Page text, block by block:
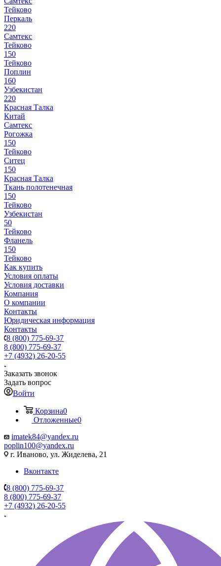
Тейково
Перкаль
220
Самтекс
Тейково
150
Тейково
Поплин
160
Узбекистан
220
Красная Талка
Китай
Самтекс
Рогожка
150
Тейково
Ситец
150
Красная Талка
Ткань полотенечная
150
Тейково
Узбекистан
50
Тейково
Фланель
150
Тейково
Как купить
Условия оплаты
Условия доставки
Компания
О компании
Контакты
Юридическая информация
Контакты
8 (800) 775-69-37
8 (800) 775-69-37
+7 (4932) 26-20-55
Заказать звонок
Задать вопрос
Войти
Корзина0
Отложенные0
imatek84@yandex.ru
poplin100@yandex.ru
г. Иваново, ул. Жиделева, 21
Вконтакте
8 (800) 775-69-37
8 (800) 775-69-37
+7 (4932) 26-20-55